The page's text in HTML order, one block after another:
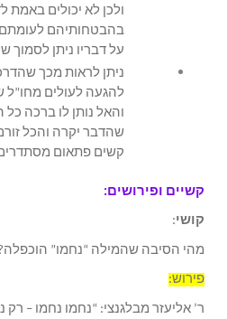
ולכן לא יכולים באמת
בהבטחותיהם לעומתם
על דבריו ניתן לסמוך
ניתן לראות מכך
להגעה לעולים מחו”ל
והאל נותן לו ברכה
שהדבר יקרה והכל
קשים פתאום
קשיים ופירושים:
קושי:
מהי הסיבה שהמילה “נחמו”
פירוש:
ר’ אליעזר מבלגנצי: “נחמו נחמו – רק